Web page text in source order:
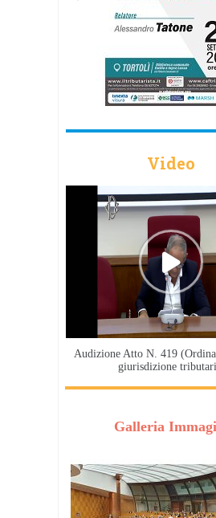
Video
Audizione Atto N. 419
giurisdizione
Galleria